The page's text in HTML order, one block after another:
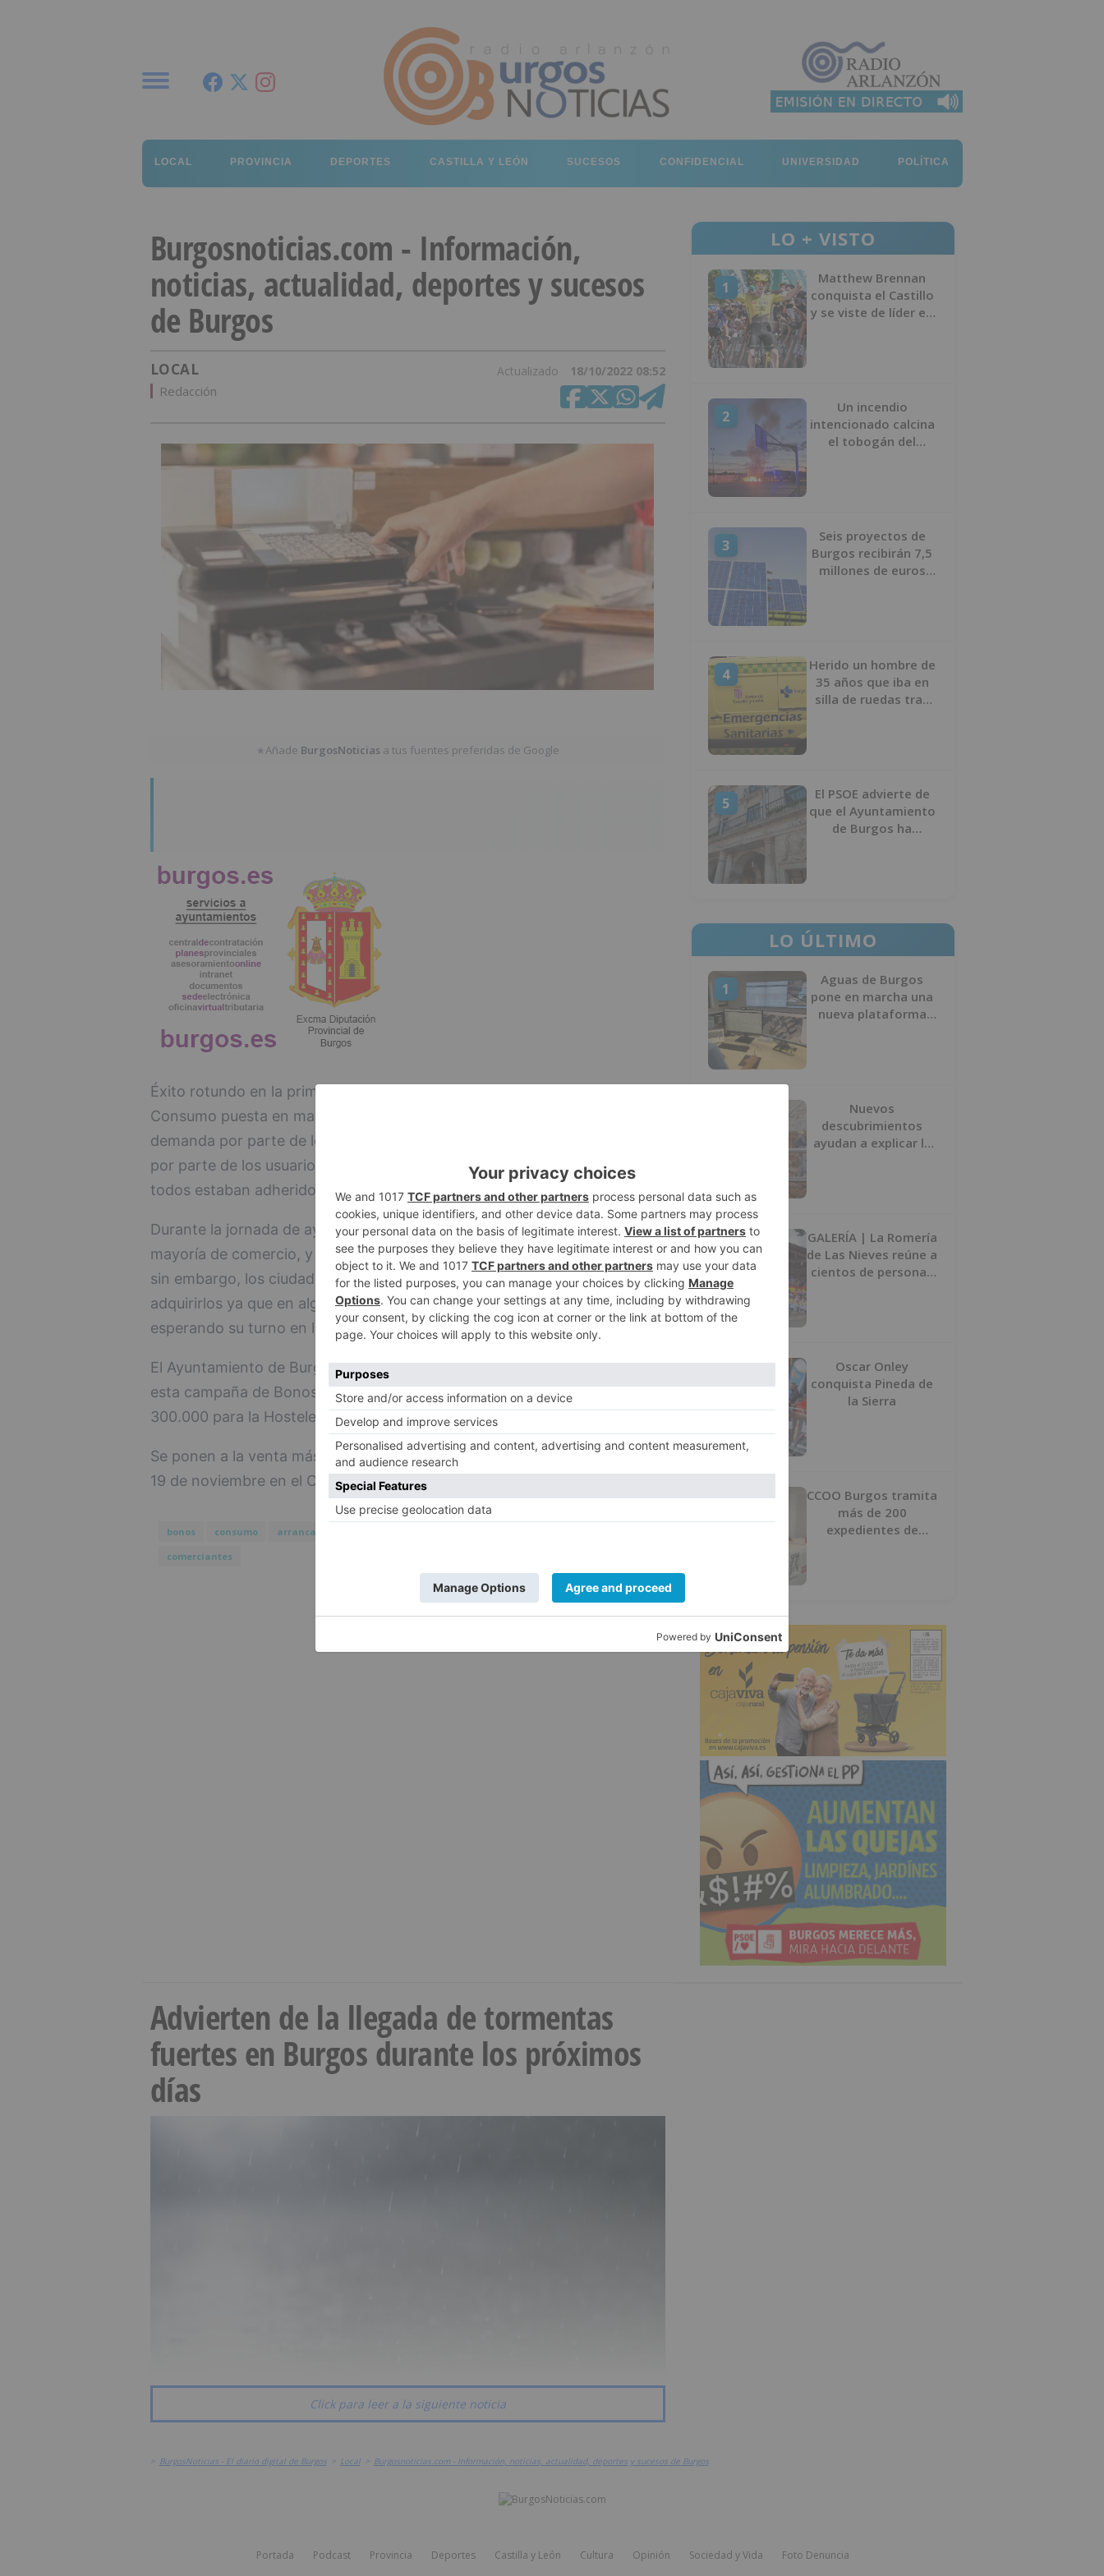
LOCAL PROVINCIA DEPORTES CASTILLA Y LEÓN SUCESOS CONFIDENCIAL UNIVERSIDAD POLÍTICA
Burgosnoticias.com - Información,
noticias, actualidad, deportes y sucesos
de Burgos
LOCAL Actualizado 18/10/2022 08:52
Redacción
★Añade BurgosNoticias a tus fuentes preferidas de Google
Éxito rotundo en la primera jornada de lanzamiento de los Bonos al
Consumo puesta en marcha por el Ayuntamiento, aunque esta alta
demanda por parte de los usuarios ha provocado enormes colas virtuales
por parte de los usuarios y quejas en los establecimientos ya que no
todos estaban adheridos a la plataforma que gestiona estos bonos.
Durante la jornada de ayer se vendieron cerca de 150.000 bonos , la
mayoría de comercio, y en menor medida de hostelería y de gimnasios,
sin embargo, los ciudadanos tuvieron que esperar varias horas para
adquirirlos ya que en algunos momentos había cerca de 30.000 personas
esperando su turno en la plataforma para comprarlo.
El Ayuntamiento de Burgos pone un total de dos millones de euros en
esta campaña de Bonos al Consumo, 1,400.000 para el Comercio y
300.000 para la Hostelería y los Gimnasios, respectivamente.
Se ponen a la venta más de 500.000 bonos de cinco y diez euros hasta el
19 de noviembre en el Comercio y hasta el 4 de diciembre en Hostelería.
bonos consumo arrancan
comerciantes
LO + VISTO
1
Matthew Brennan
conquista el Castillo
y se viste de líder en
2
Un incendio
intencionado calcina
el tobogán del
3
Seis proyectos de
Burgos recibirán 7,5
millones de euros
4
Herido un hombre de
35 años que iba en
silla de ruedas tras
5
El PSOE advierte de
que el Ayuntamiento
de Burgos ha
LO ÚLTIMO
1
Aguas de Burgos
pone en marcha una
nueva plataforma
Nuevos
descubrimientos
ayudan a explicar la
3
GALERÍA | La Romería
de Las Nieves reúne a
cientos de personas
Oscar Onley
conquista Pineda de
la Sierra
CCOO Burgos tramita
más de 200
expedientes de
Advierten de la llegada de tormentas
fuertes en Burgos durante los próximos
días
Click para leer a la siguiente noticia
> BurgosNoticias - El diario digital de Burgos > Local > Burgosnoticias.com - Información, noticias, actualidad, deportes y sucesos de Burgos
Portada Podcast Provincia Deportes Castilla y León Cultura Opinión Sociedad y Vida Foto Denuncia